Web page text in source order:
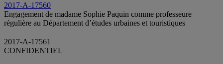
2017-A-17560
Engagement de madame Sophie Paquin comme professeure
régulière au Département d’études urbaines et touristiques
2017-A-17561
CONFIDENTIEL